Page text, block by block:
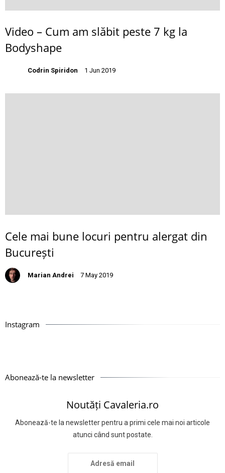
Video – Cum am slăbit peste 7 kg la
Bodyshape
Codrin Spiridon 1 Jun 2019
Cele mai bune locuri pentru alergat din
București
Marian Andrei 7 May 2019
Instagram
Abonează-te la newsletter
Noutăți Cavaleria.ro
Abonează-te la newsletter pentru a primi cele mai noi articole
atunci când sunt postate.